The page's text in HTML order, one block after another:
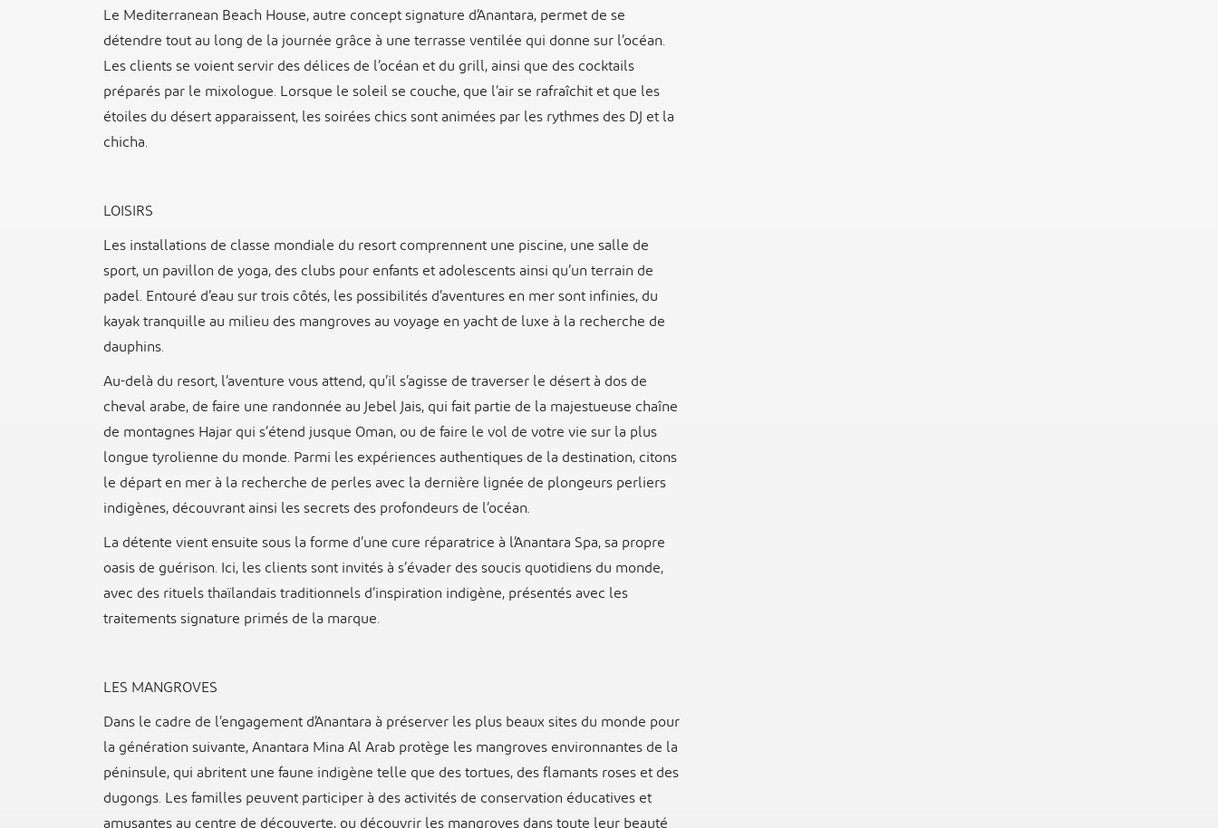
Le Mediterranean Beach House, autre concept signature d’Anantara, permet de se
détendre tout au long de la journée grâce à une terrasse ventilée qui donne sur l’océan.
Les clients se voient servir des délices de l’océan et du grill, ainsi que des cocktails
préparés par le mixologue. Lorsque le soleil se couche, que l’air se rafraîchit et que les
étoiles du désert apparaissent, les soirées chics sont animées par les rythmes des DJ et la
chicha.
LOISIRS
Les installations de classe mondiale du resort comprennent une piscine, une salle de
sport, un pavillon de yoga, des clubs pour enfants et adolescents ainsi qu’un terrain de
padel. Entouré d’eau sur trois côtés, les possibilités d’aventures en mer sont infinies, du
kayak tranquille au milieu des mangroves au voyage en yacht de luxe à la recherche de
dauphins.
Au-delà du resort, l’aventure vous attend, qu’il s’agisse de traverser le désert à dos de
cheval arabe, de faire une randonnée au Jebel Jais, qui fait partie de la majestueuse chaîne
de montagnes Hajar qui s’étend jusque Oman, ou de faire le vol de votre vie sur la plus
longue tyrolienne du monde. Parmi les expériences authentiques de la destination, citons
le départ en mer à la recherche de perles avec la dernière lignée de plongeurs perliers
indigènes, découvrant ainsi les secrets des profondeurs de l’océan.
La détente vient ensuite sous la forme d’une cure réparatrice à l’Anantara Spa, sa propre
oasis de guérison. Ici, les clients sont invités à s’évader des soucis quotidiens du monde,
avec des rituels thaïlandais traditionnels d’inspiration indigène, présentés avec les
traitements signature primés de la marque.
LES MANGROVES
Dans le cadre de l’engagement d’Anantara à préserver les plus beaux sites du monde pour
la génération suivante, Anantara Mina Al Arab protège les mangroves environnantes de la
péninsule, qui abritent une faune indigène telle que des tortues, des flamants roses et des
dugongs. Les familles peuvent participer à des activités de conservation éducatives et